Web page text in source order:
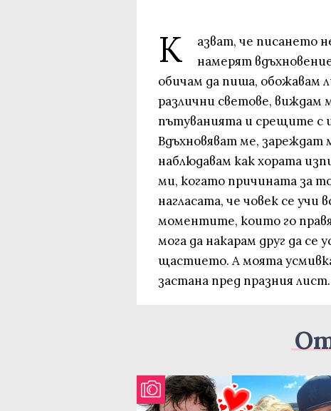
К
азват, че писането
намерят
обичам да пиша, обожавам
различни светове, виждам
пътуванията и срещите с
Вдъхновяват ме,
наблюдавам как хората
ми, когато причината за
нагласата, че човек се учи
моментите, които го
мога да накарам друг да
щастието. А моята
застана пред празния лист.